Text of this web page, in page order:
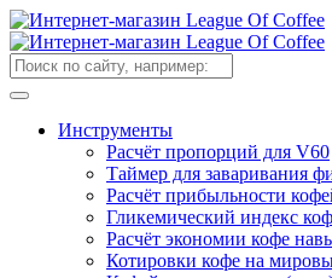
Инструменты
Расчёт пропорций для V60
Таймер для заваривания
Расчёт прибыльности
Гликемический индекс
Расчёт экономии кофе
Котировки кофе на